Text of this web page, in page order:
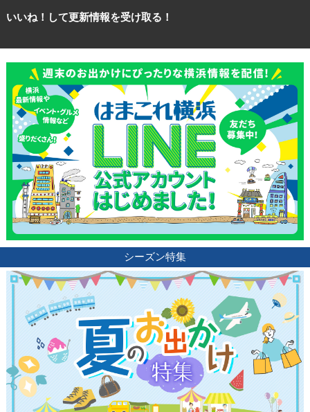
いいね！して更新情報を受け取る！
シーズン特集
観光ガイド
ランキング
ブログ記事
サイトについて